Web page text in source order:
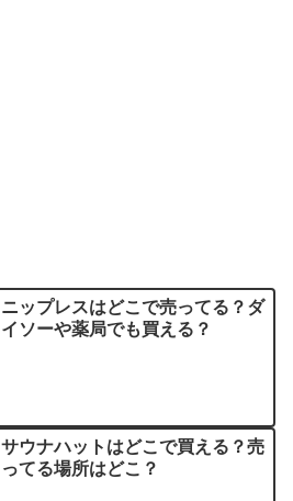
ニップレスはどこで売ってる？ダ
イソーや薬局でも買える？
サウナハットはどこで買える？売
ってる場所はどこ？